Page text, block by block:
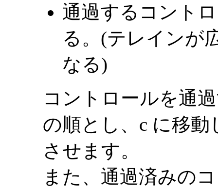
通過するコント
る。(テレインが
なる)
コントロールを通
の順とし、c に移
させます。
また、通過済みの